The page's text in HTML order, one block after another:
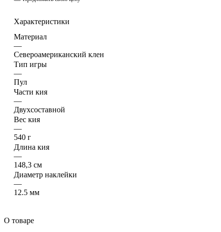
Характеристики
Материал
—
Североамериканский клен
Тип игры
—
Пул
Части кия
—
Двухсоставной
Вес кия
—
540 г
Длина кия
—
148,3 см
Диаметр наклейки
—
12.5 мм
О товаре